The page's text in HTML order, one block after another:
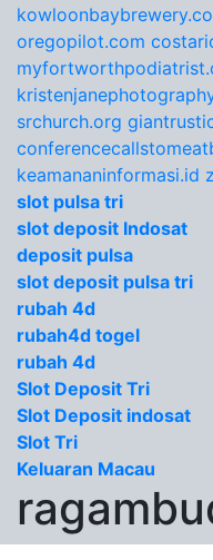
oregopilot.com
srchurch.org
keamananinformasi.id
slot pulsa tri
slot deposit Indosat
deposit pulsa
slot deposit pulsa tri
rubah 4d
rubah4d togel
rubah 4d
Slot Deposit Tri
Slot Deposit indosat
Slot Tri
Keluaran Macau